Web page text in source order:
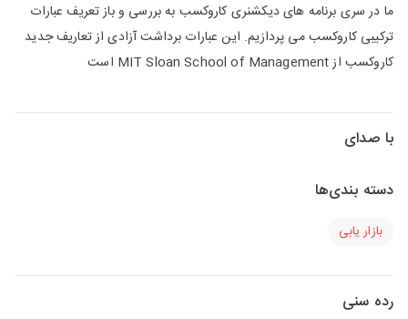
ما در سری برنامه های دیکشنری کاروکسب به بررسی و باز تعریف عبارات
ترکیبی کاروکسب می پردازیم. این عبارات برداشت آزادی از تعاریف جدید
کاروکسب از MIT Sloan School of Management است
با صدای
دسته بندی‌ها
بازار یابی
رده سنی